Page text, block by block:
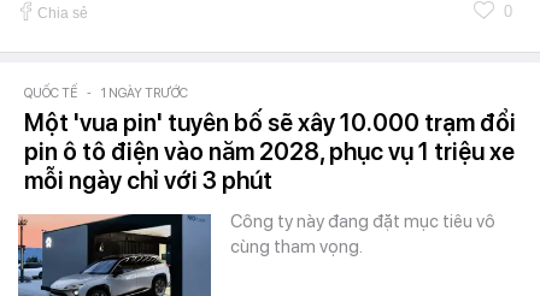
Chia sẻ 0
QUỐC TẾ - 1 NGÀY TRƯỚC
Một 'vua pin' tuyên bố sẽ xây 10.000 trạm đổi
pin ô tô điện vào năm 2028, phục vụ 1 triệu xe
mỗi ngày chỉ với 3 phút
Công ty này đang đặt mục tiêu vô
cùng tham vọng.